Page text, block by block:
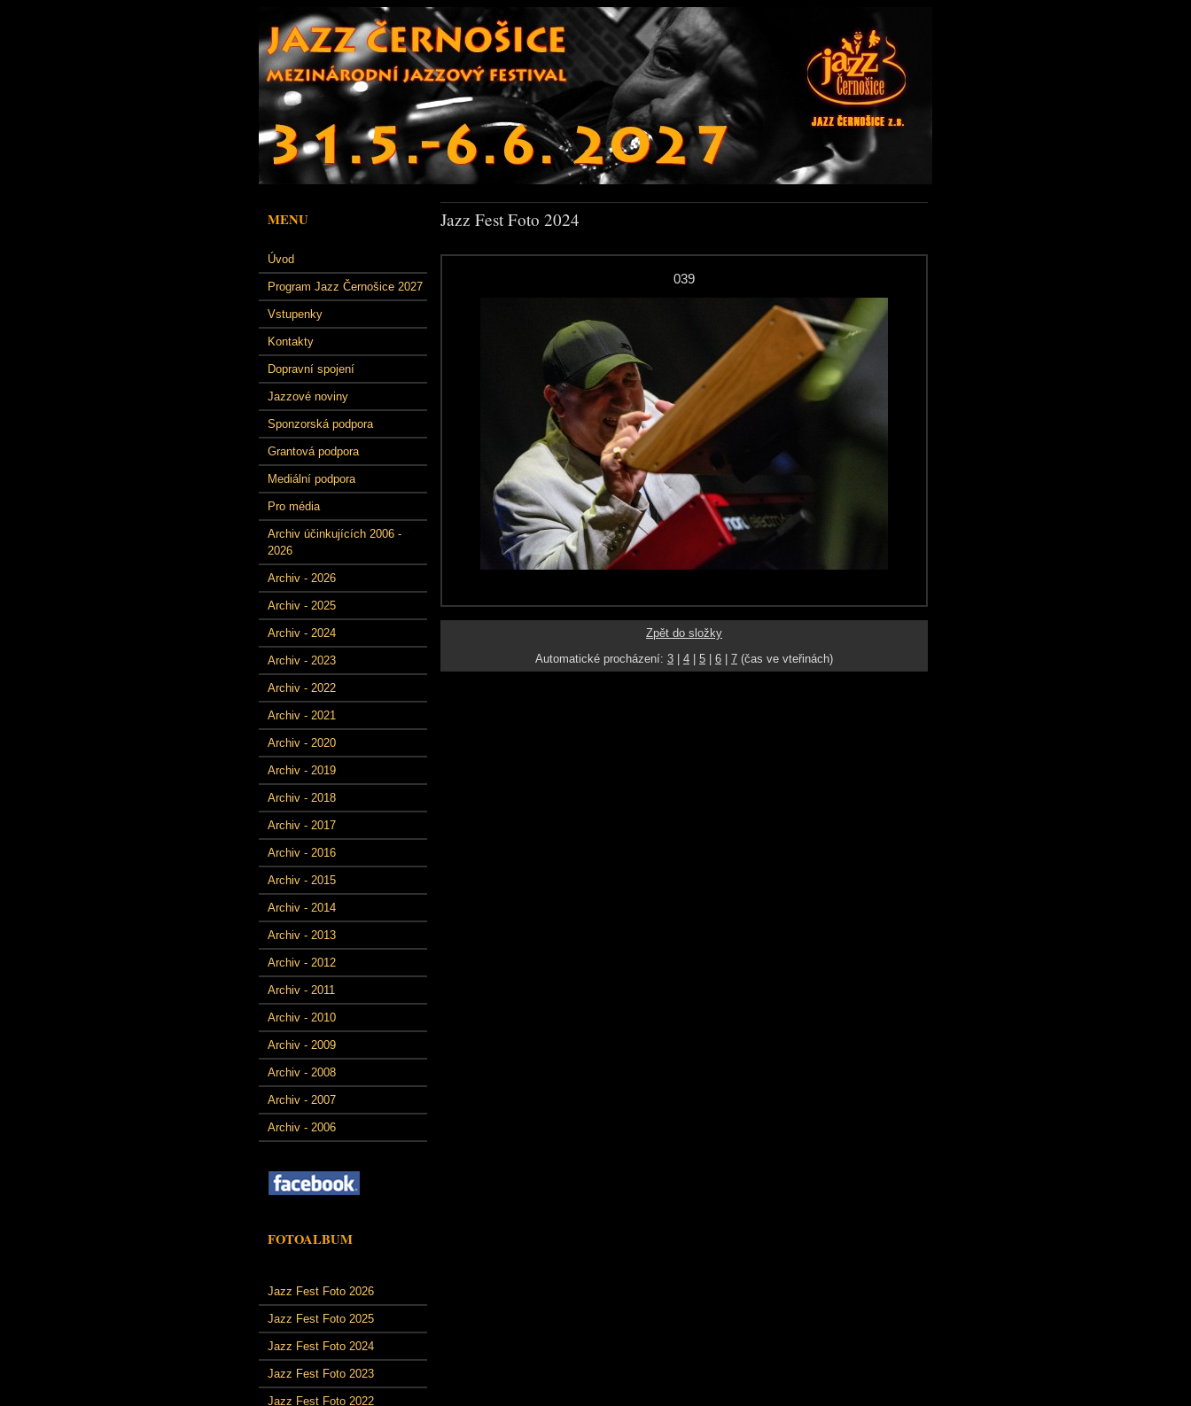
MENU
Úvod
Program Jazz Černošice 2027
Vstupenky
Kontakty
Dopravní spojení
Jazzové noviny
Sponzorská podpora
Grantová podpora
Mediální podpora
Pro média
Archiv účinkujících 2006 -
2026
Archiv - 2026
Archiv - 2025
Archiv - 2024
Archiv - 2023
Archiv - 2022
Archiv - 2021
Archiv - 2020
Archiv - 2019
Archiv - 2018
Archiv - 2017
Archiv - 2016
Archiv - 2015
Archiv - 2014
Archiv - 2013
Archiv - 2012
Archiv - 2011
Archiv - 2010
Archiv - 2009
Archiv - 2008
Archiv - 2007
Archiv - 2006
FOTOALBUM
Jazz Fest Foto 2026
Jazz Fest Foto 2025
Jazz Fest Foto 2024
Jazz Fest Foto 2023
Jazz Fest Foto 2022
Jazz Fest Foto 2024
039
Zpět do složky
Automatické procházení: 3 4 5 6 7 (čas ve vteřinách)